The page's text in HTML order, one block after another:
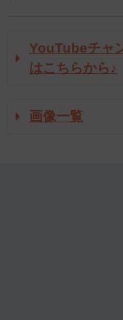
YouTubeチャ
はこちらから♪
画像一覧